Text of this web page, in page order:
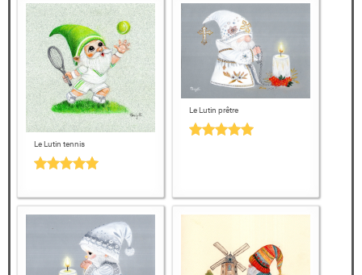
Le Lutin tennis
Le Lutin prêtre